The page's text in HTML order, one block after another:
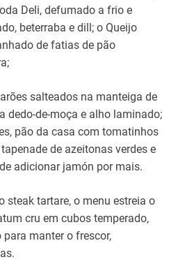
Deli, defumado a frio e
beterraba e dill; o Queijo
de fatias de pão
salteados na manteiga de
dedo-de-moça e alho laminado;
pão da casa com tomatinhos
de azeitonas verdes e
adicionar jamón por mais.
steak tartare, o menu estreia o
cru em cubos temperado,
manter o frescor,